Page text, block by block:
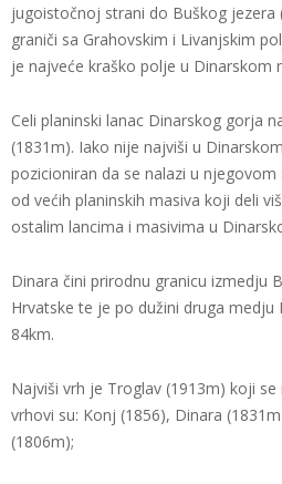
jugoistočnoj strani do Buškog jezera
graniči sa Grahovskim i Livanjskim
je najveće kraško polje u Dinarskom
Celi planinski lanac Dinarskog gorja
(1831m). Iako nije najviši u
pozicioniran da se nalazi u
od većih planinskih masiva koji deli
ostalim lancima i masivima
Dinara čini prirodnu granicu izmedju
Hrvatske te je po dužini druga medju
84km.
Najviši vrh je Troglav (1913m) koji se
vrhovi su: Konj (1856), Dinara
(1806m);